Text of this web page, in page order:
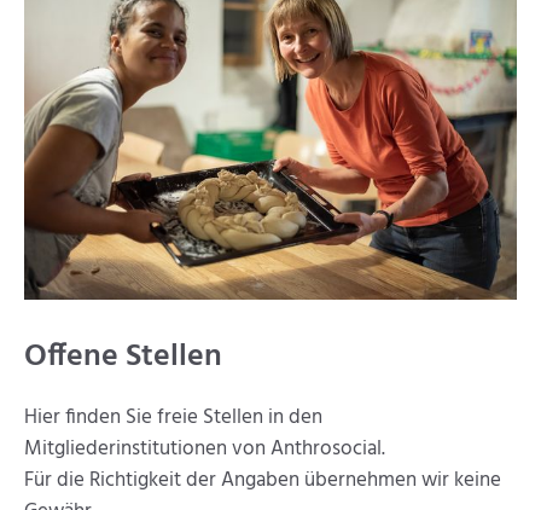
Offene Stellen
Hier finden Sie freie Stellen in den
Mitgliederinstitutionen von Anthrosocial.
Für die Richtigkeit der Angaben übernehmen wir keine